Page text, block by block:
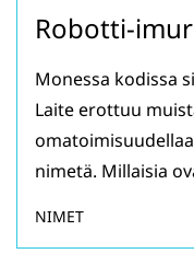
Robotti-
Monessa kodissa
Laite erottuu
nimetä. Millaisia
NIMET